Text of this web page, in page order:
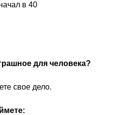
в 40
для человека?
свое дело.